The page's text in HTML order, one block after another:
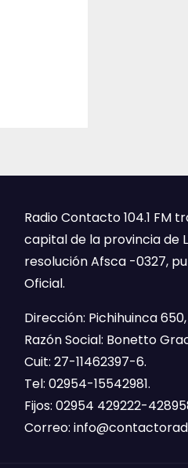
Radio Contacto 104.1 FM
capital de la provincia de
resolución Afsca -0327,
Oficial.
Dirección: Pichihuinca
Razón Social: Bonetto
Cuit: 27-11462397-6.
Tel: 02954-15542981.
Fijos: 02954 429222-
Correo: